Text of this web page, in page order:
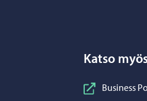
Katso
Business